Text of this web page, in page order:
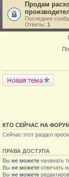
Продам
Последнее
Ответы: 1
Новая тема
КТО СЕЙЧАС НА
Сейчас этот раздел
ПРАВА ДОСТУПА
Вы не можете начинать
Вы не можете отвечать
Вы не можете